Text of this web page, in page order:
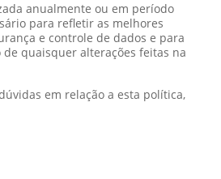
anualmente ou em período
para refletir as melhores
e controle de dados e para
quaisquer alterações feitas na
em relação a esta política,